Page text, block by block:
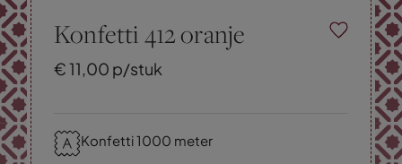
Konfetti 412 oranje
€11,00 p/stuk
Konfetti 1000 meter